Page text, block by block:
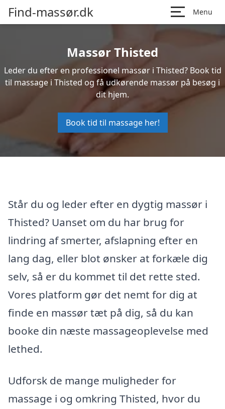
Find-massør.dk Menu
Massør Thisted
Leder du efter en professionel massør i Thisted? Book tid
til massage i Thisted og få udkørende massør på besøg i
dit hjem.
Book tid til massage her!
Står du og leder efter en dygtig massør i
Thisted? Uanset om du har brug for
lindring af smerter, afslapning efter en
lang dag, eller blot ønsker at forkæle dig
selv, så er du kommet til det rette sted.
Vores platform gør det nemt for dig at
finde en massør tæt på dig, så du kan
booke din næste massageoplevelse med
lethed.
Udforsk de mange muligheder for
massage i og omkring Thisted, hvor du